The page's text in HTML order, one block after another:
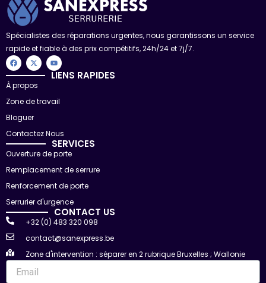
Spécialistes des réparations urgentes, nous garantissons un service
rapide et fiable à des prix compétitifs, 24h/24 et 7j/7.
F
a
c
b
o
X
-
t
i
t
r
Y
o
u
t
e
LIENS RAPIDES
À propos
Zone de travail
Bloguer
Contactez Nous
SERVICES
Ouverture de porte
Remplacement de serrure
Renforcement de porte
Serrurier d'urgence
CONTACT US
+32 (0) 483 320 098
contact@sanexpress.be
Zone d'intervention : séparer en 2 rubrique Bruxelles ; Wallonie